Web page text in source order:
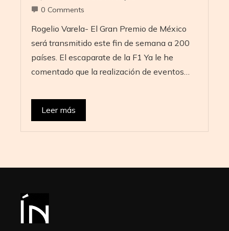
0 Comments
Rogelio Varela- El Gran Premio de México
será transmitido este fin de semana a 200
países. El escaparate de la F1 Ya le he
comentado que la realización de eventos…
Leer más